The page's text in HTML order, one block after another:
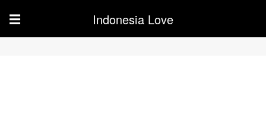
☰ Indonesia Love